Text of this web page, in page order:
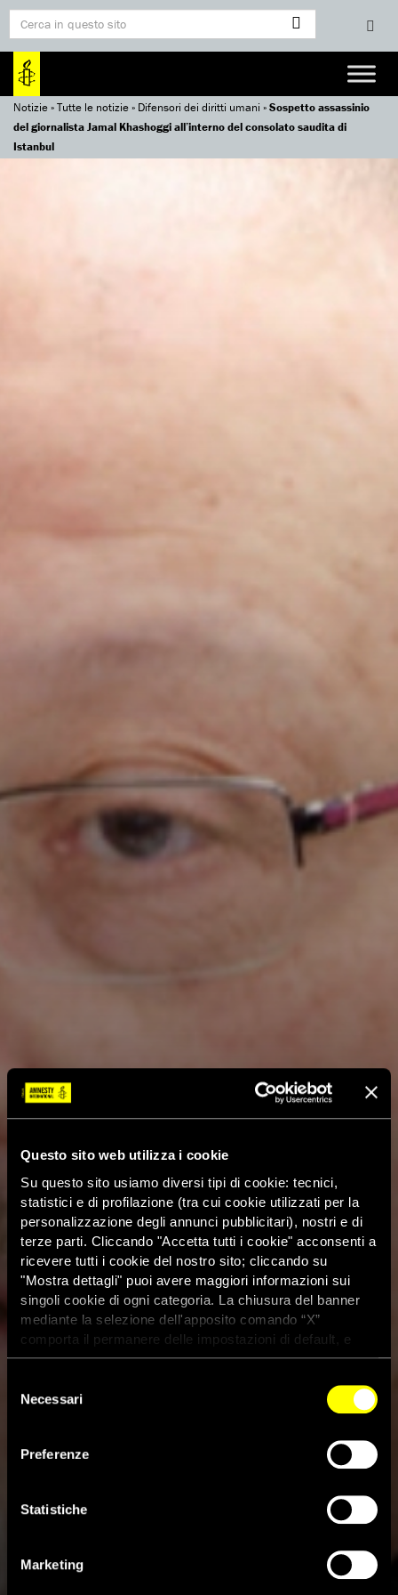
Questo sito web utilizza i cookie
Su questo sito usiamo diversi tipi di cookie: tecnici,
statistici e di profilazione (tra cui cookie utilizzati per la
personalizzazione degli annunci pubblicitari), nostri e di
terze parti. Cliccando "Accetta tutti i cookie" acconsenti a
ricevere tutti i cookie del nostro sito; cliccando su
"Mostra dettagli" puoi avere maggiori informazioni sui
singoli cookie di ogni categoria. La chiusura del banner
mediante la selezione dell'apposito comando “X”
comporta il permanere delle impostazioni di default, e
dunque la continuazione della navigazione con i cookie
dei cookie attivi sul sito clicca
delNecessari
Preferenze
Statistiche
Marketing
Notizie»Tutte le notizie» Difensori dei diritti umani »Sospetto assassinio
del giornalista Jamal Khashoggi all’interno del consolato saudita di
Istanbul
giornalista Jamal Khashoggi
all’interno del consolato
9 Ottobre 2018